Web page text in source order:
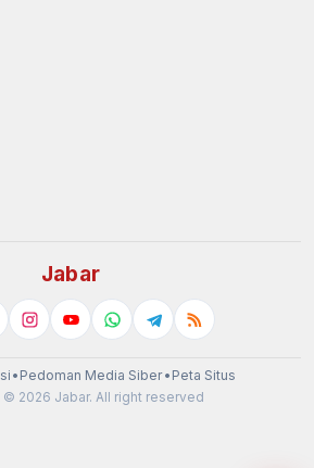
Jabar
• Pedoman Media Siber• Peta Situs
2026 Jabar. All right reserved